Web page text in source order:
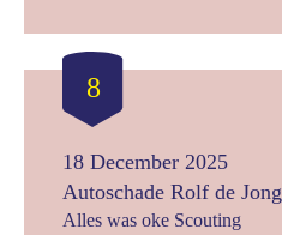
8
18 December 2025
Autoschade Rolf de Jong
Alles was oke Scouting